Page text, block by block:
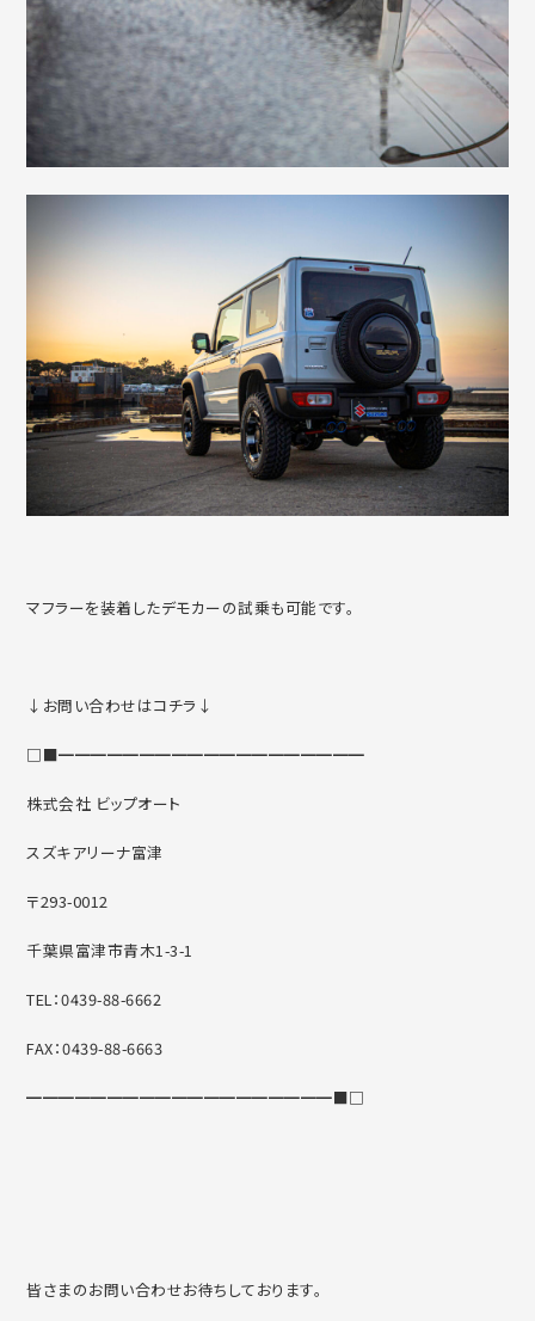
マフラーを装着したデモカーの試乗も可能です。
↓お問い合わせはコチラ↓
□■━━━━━━━━━━━━━━━━━━━
株式会社 ビップオート
スズキアリーナ富津
〒293-0012
千葉県富津市青木1-3-1
TEL：0439-88-6662
FAX：0439-88-6663
━━━━━━━━━━━━━━━━━━━■□
皆さまのお問い合わせお待ちしております。